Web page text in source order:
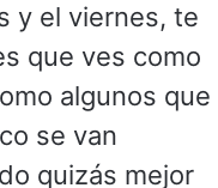
y el viernes, te
que ves como
algunos que
se van
quizás mejor